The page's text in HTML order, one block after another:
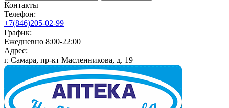
Контакты
Телефон:
+7(846)205-02-99
График:
Ежедневно 8:00-22:00
Адрес:
г. Самара, пр-кт Масленникова, д. 19